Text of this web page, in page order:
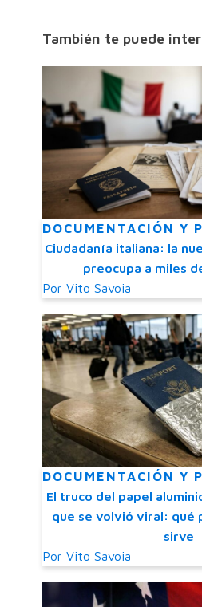
También te puede
DOCUMENTACIÓN Y
Ciudadanía italiana: la
preocupa a miles
Por Vito Savoia
DOCUMENTACIÓN Y
El truco del papel
que se volvió viral: qué
sirve
Por Vito Savoia